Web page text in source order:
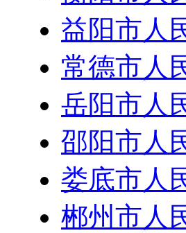
益阳市人
常德市人
岳阳市人
邵阳市人
娄底市人
郴州市人